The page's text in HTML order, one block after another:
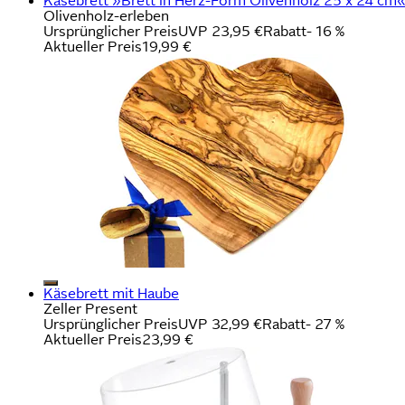
Olivenholz-erleben
Ursprünglicher PreisUVP 23,95 €Rabatt- 16 %
Aktueller Preis19,99 €
Käsebrett mit Haube
Zeller Present
Ursprünglicher PreisUVP 32,99 €Rabatt- 27 %
Aktueller Preis23,99 €